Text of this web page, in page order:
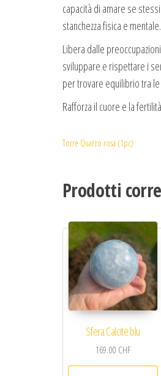
capacità di amare se
stanchezza fisica e mentale.
Libera dalle
sviluppare e rispettare i
per trovare equilibrio tra
Rafforza il cuore e la
Torre Quarzo rosa (1pc)
Prodotti
Sfera Calcite blu
169.00 CHF